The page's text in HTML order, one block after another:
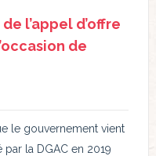
l’appel d’offre
de
le gouvernement vient
par la DGAC en 2019